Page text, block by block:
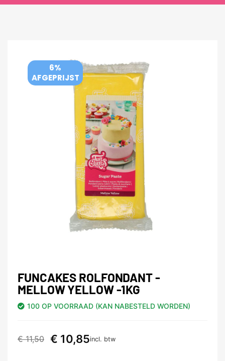
6%
AFGEPRIJST
FUNCAKES ROLFONDANT -
MELLOW YELLOW -1KG
100 OP VOORRAAD (KAN NABESTELD WORDEN)
€11,50 € 10,85incl. btw